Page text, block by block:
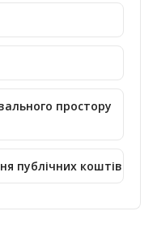
простору
публічних коштів